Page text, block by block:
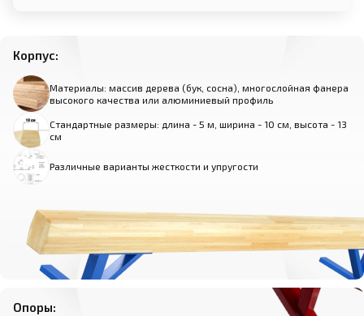
Корпус:
Материалы: массив дерева (бук, сосна), многослойная фанера
высокого качества или алюминиевый профиль
Стандартные размеры: длина - 5 м, ширина - 10 см, высота - 13
см
Различные варианты жесткости и упругости
Опоры: